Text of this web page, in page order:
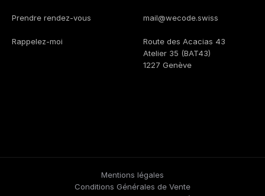
Prendre rendez-vous
Rappelez-moi
mail@wecode.swiss
Route des Acacias 43
Atelier 35 (BAT43)
1227 Genève
Mentions légales
Conditions Générales de Vente